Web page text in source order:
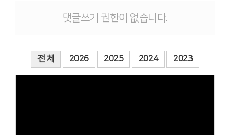
댓글쓰기 권한이 없습니다.
전 체 2026 2025 2024 2023